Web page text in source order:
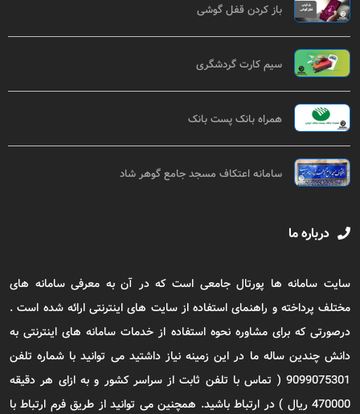
باز کردن قفل گوشی
سیم کارت گردشگری
همراه بانک پست بانک
سامانه اعتکاف مسجد جامع گوهر شاد
درباره ما
سایت سامانه ها پورتال جامعی است که در آن به معرفی سامانه های
مختلف پرداخته و راهنمای استفاده از سایت های اینترنتی ارائه شده است .
درصورتی که برای مشاوره نحوه استفاده از خدمات سامانه های اینترنتی به
دانش چندین ساله ما در این زمینه نیاز داشتید می توانید با شماره تلفن
9099075301 ( تماس با تلفن ثابت از سراسر کشور و به ازای هر دقیقه
470000 ریال ) در ارتباط باشید. همچنین می توانید از طریق فرم ارتباط با